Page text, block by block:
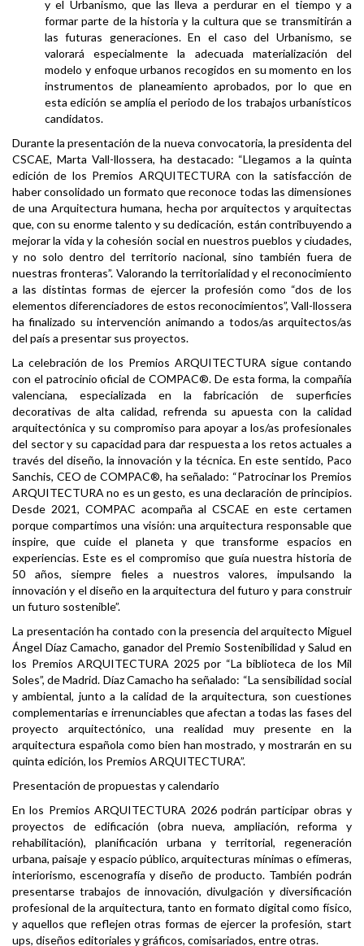
y el Urbanismo, que las lleva a perdurar en el tiempo y a
formar parte de la historia y la cultura que se transmitirán a
las futuras generaciones. En el caso del Urbanismo, se
valorará especialmente la adecuada materialización del
modelo y enfoque urbanos recogidos en su momento en los
instrumentos de planeamiento aprobados, por lo que en
esta edición se amplía el periodo de los trabajos urbanísticos
candidatos.
Durante la presentación de la nueva convocatoria, la presidenta del
CSCAE, Marta Vall-llossera, ha destacado: “Llegamos a la quinta
edición de los Premios ARQUITECTURA con la satisfacción de
haber consolidado un formato que reconoce todas las dimensiones
de una Arquitectura humana, hecha por arquitectos y arquitectas
que, con su enorme talento y su dedicación, están contribuyendo a
mejorar la vida y la cohesión social en nuestros pueblos y ciudades,
y no solo dentro del territorio nacional, sino también fuera de
nuestras fronteras”. Valorando la territorialidad y el reconocimiento
a las distintas formas de ejercer la profesión como “dos de los
elementos diferenciadores de estos reconocimientos”, Vall-llossera
ha finalizado su intervención animando a todos/as arquitectos/as
del país a presentar sus proyectos.
La celebración de los Premios ARQUITECTURA sigue contando
con el patrocinio oficial de COMPAC®. De esta forma, la compañía
valenciana, especializada en la fabricación de superficies
decorativas de alta calidad, refrenda su apuesta con la calidad
arquitectónica y su compromiso para apoyar a los/as profesionales
del sector y su capacidad para dar respuesta a los retos actuales a
través del diseño, la innovación y la técnica. En este sentido, Paco
Sanchis, CEO de COMPAC®, ha señalado: “Patrocinar los Premios
ARQUITECTURA no es un gesto, es una declaración de principios.
Desde 2021, COMPAC acompaña al CSCAE en este certamen
porque compartimos una visión: una arquitectura responsable que
inspire, que cuide el planeta y que transforme espacios en
experiencias. Este es el compromiso que guía nuestra historia de
50 años, siempre fieles a nuestros valores, impulsando la
innovación y el diseño en la arquitectura del futuro y para construir
un futuro sostenible”.
La presentación ha contado con la presencia del arquitecto Miguel
Ángel Díaz Camacho, ganador del Premio Sostenibilidad y Salud en
los Premios ARQUITECTURA 2025 por “La biblioteca de los Mil
Soles”, de Madrid. Díaz Camacho ha señalado: “La sensibilidad social
y ambiental, junto a la calidad de la arquitectura, son cuestiones
complementarias e irrenunciables que afectan a todas las fases del
proyecto arquitectónico, una realidad muy presente en la
arquitectura española como bien han mostrado, y mostrarán en su
quinta edición, los Premios ARQUITECTURA”.
Presentación de propuestas y calendario
En los Premios ARQUITECTURA 2026 podrán participar obras y
proyectos de edificación (obra nueva, ampliación, reforma y
rehabilitación), planificación urbana y territorial, regeneración
urbana, paisaje y espacio público, arquitecturas mínimas o efímeras,
interiorismo, escenografía y diseño de producto. También podrán
presentarse trabajos de innovación, divulgación y diversificación
profesional de la arquitectura, tanto en formato digital como físico,
y aquellos que reflejen otras formas de ejercer la profesión, start
ups, diseños editoriales y gráficos, comisariados, entre otras.